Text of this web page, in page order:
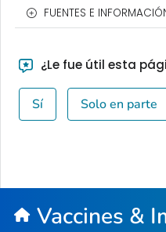
FUENTES E
¿Le fue útil esta
Sí Solo en parte
Vaccines &